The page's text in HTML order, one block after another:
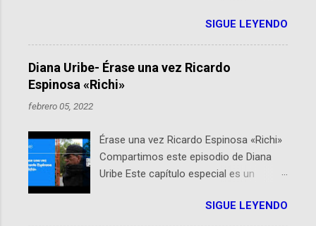
hackathon global que convierte tecnologías de la
Agencia Espacial Europea en soluciones prácticas para
la vida cotidiana. Este evento, organizado por el
Planetario de Bogotá del Idartes y la Universidad de los
Andes, reúne a expertos como el presidente de Airbus
Colombia y líderes del sector aeroespacial para inspirar
por qué importa en Bogotá ActInSpace es una
competencia mundial que opera en más de 60
ciudades, donde participantes tienen 24 horas para
idear startups basadas en tecnologías espaciales
como satélites y datos orbitales. En Bogotá, arranca
SIGUE LEYENDO
Diana Uribe- Érase una vez Ricardo
Espinosa «Richi»
febrero 05, 2022
Érase una vez Ricardo Espinosa «Richi»
Compartimos este episodio de Diana
Uribe Este capítulo especial es un
encuentran en el espíritu de este
SIGUE LEYENDO